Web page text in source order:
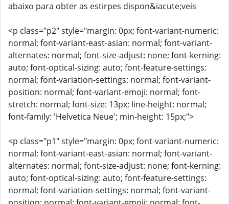
abaixo para obter as estirpes dispon&iacute;veis
<p class="p2" style="margin: 0px; font-variant-numeric:
normal; font-variant-east-asian: normal; font-variant-
alternates: normal; font-size-adjust: none; font-kerning:
auto; font-optical-sizing: auto; font-feature-settings:
normal; font-variation-settings: normal; font-variant-
position: normal; font-variant-emoji: normal; font-
stretch: normal; font-size: 13px; line-height: normal;
font-family: 'Helvetica Neue'; min-height: 15px;">
<p class="p1" style="margin: 0px; font-variant-numeric:
normal; font-variant-east-asian: normal; font-variant-
alternates: normal; font-size-adjust: none; font-kerning:
auto; font-optical-sizing: auto; font-feature-settings:
normal; font-variation-settings: normal; font-variant-